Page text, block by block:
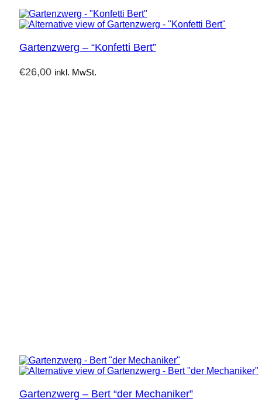
Gartenzwerg – “Konfetti Bert”
€26,00 inkl. MwSt.
Gartenzwerg – Bert “der Mechaniker”